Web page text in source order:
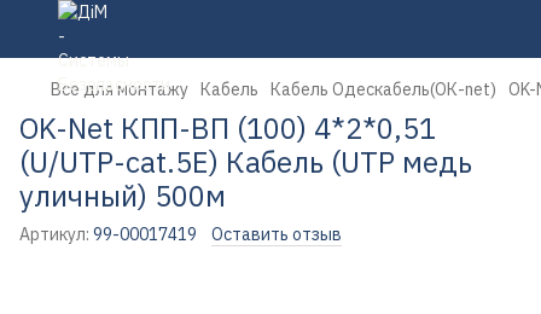
Все для монтажу Кабель Кабель Одескабель(ОК-net)
OK-Net КПП-ВП (100) 4*2*0,51
(U/UTP-cat.5Е) Кабель (UTP медь
уличный) 500м
Артикул: 99-00017419 Оставить отзыв